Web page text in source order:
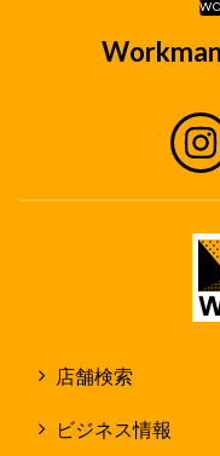
店舗検索
ビジネス情報